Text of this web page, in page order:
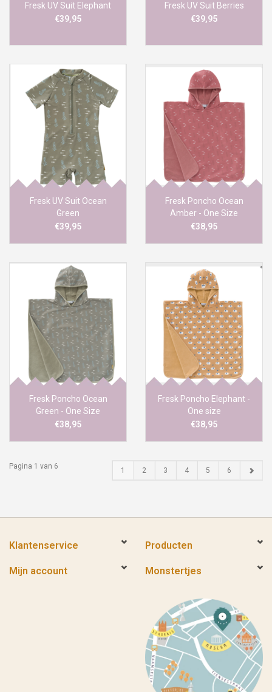
Fresk UV Suit Elephant
€39,95
Fresk UV Suit Berries
€39,95
Fresk UV Suit Ocean
Green
€39,95
Fresk Poncho Ocean
Amber - One Size
€38,95
Fresk Poncho Ocean
Green - One Size
€38,95
Fresk Poncho Elephant -
One size
€38,95
Pagina 1 van 6 1 2 3 4 5 6
Klantenservice Producten
Mijn account Monstertjes